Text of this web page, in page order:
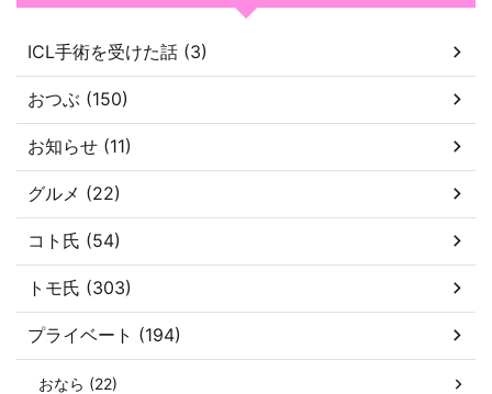
ICL手術を受けた話 (3)
おつぶ (150)
お知らせ (11)
グルメ (22)
コト氏 (54)
トモ氏 (303)
プライベート (194)
おなら (22)